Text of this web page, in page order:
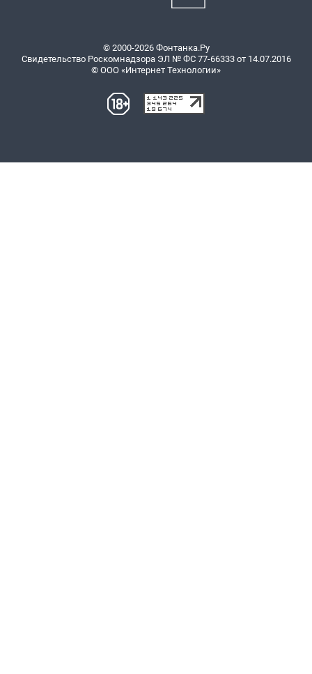
© 2000-2026 Фонтанка.Ру
Свидетельство Роскомнадзора ЭЛ № ФС 77-66333 от 14.07.2016
© ООО «Интернет Технологии»